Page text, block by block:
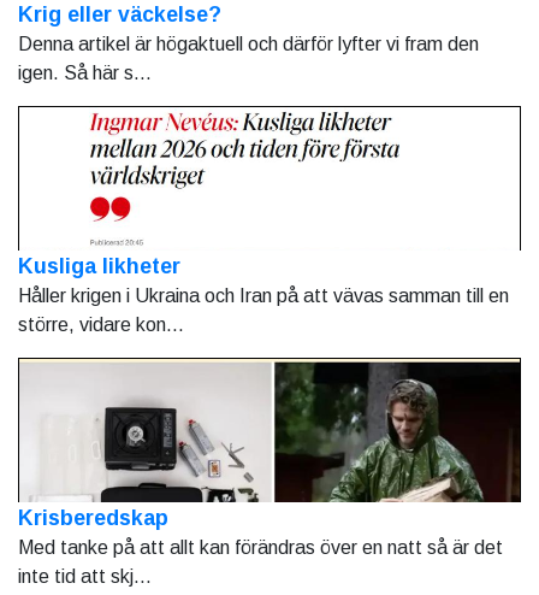
Krig eller väckelse?
Denna artikel är högaktuell och därför lyfter vi fram den
igen. Så här s...
Kusliga likheter
Håller krigen i Ukraina och Iran på att vävas samman till en
större, vidare kon...
Krisberedskap
Med tanke på att allt kan förändras över en natt så är det
inte tid att skj...